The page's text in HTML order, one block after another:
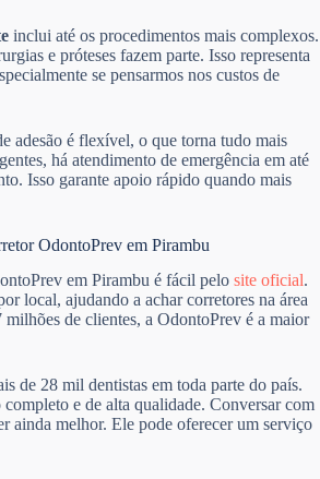
inclui até os procedimentos mais complexos.
e próteses fazem parte. Isso representa
se pensarmos nos custos de
adesão é flexível, o que torna tudo mais
há atendimento de emergência em até
Isso garante apoio rápido quando mais
OdontoPrev em Pirambu
em Pirambu é fácil pelo site oficial.
local, ajudando a achar corretores na área
milhões de clientes, a OdontoPrev é a maior
de 28 mil dentistas em toda parte do país.
completo e de alta qualidade. Conversar com
ainda melhor. Ele pode oferecer um serviço